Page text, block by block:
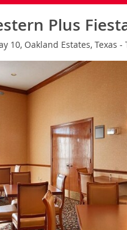
Plus
10, Oakland Estates, Texas -